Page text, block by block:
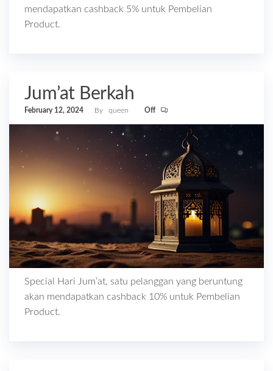
mendapatkan cashback 5% untuk Pembelian
Product.
Jum’at Berkah
February 12, 2024 By queen Off
Special Hari Jum’at, satu pelanggan yang beruntung
akan mendapatkan cashback 10% untuk Pembelian
Product.